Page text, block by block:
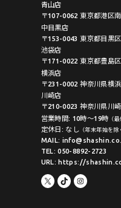
青山店
〒107-0062 東京都港区
中目黒店
〒153-0043 東京都目黒
池袋店
〒171-0022 東京都豊島
横浜店
〒231-0002 神奈川県横
川崎店
〒210-0023 神奈川県川
営業時間: 10時〜19時 （
定休日: なし （年末年始を除
MAIL:
TEL: 050-8892-2723
URL: https://